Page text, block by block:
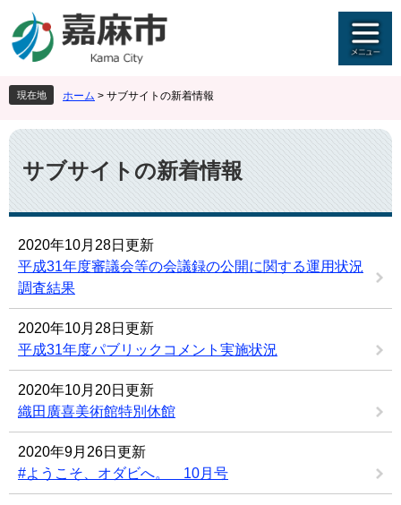
ジ
先
頭
す
。
ュ
を
飛
し
て
本
文
へ
現在地 ホーム > サブサイトの新着情報
本
文
サブサイトの新着情報
2020年10月28日更新
平成31年度審議会等の会議録の公開に関する運用状況
調査結果
2020年10月28日更新
平成31年度パブリックコメント実施状況
2020年10月20日更新
織田廣喜美術館特別休館
2020年9月26日更新
#ようこそ、オダビへ。 10月号